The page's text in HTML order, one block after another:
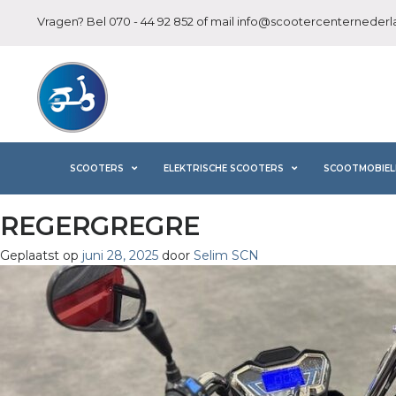
Vragen? Bel 070 - 44 92 852 of mail
SCOOTERS ELEKTRISCHE SCOOTERS
REGERGREGRE
Geplaatst op juni 28, 2025 door Selim SCN